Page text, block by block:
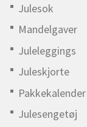
Julesok
Mandelgaver
Juleleggings
Juleskjorte
Pakkekalender
Julesengetøj